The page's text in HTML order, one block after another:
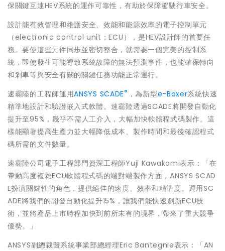
保關鍵互連HEV系統的運作可靠性，有助於保障駕駛行車安全。
設計能有效管理和維護安全、效能和能源效率的電子控制單元
（electronic control unit；ECU），是HEV設計師的首要任
務。要使這些元件同步並密切整合，就需要一個完美的控制系
統，即使發生可能導致系統故障的無法預測事件，也能確保轉向
和剎車等與安全有關的關鍵任務功能正常運行。
速霸陸的工程師運用ANSYS SCADE ® ，為新型e-Boxer系統快速
精準地設計和驗證嵌入式軟體。速霸陸透過SCADE將開發自動化
提升至95%，幾乎不需人工介入，大幅加快軟體程式碼製作。這
樣能顯著提高生產力並大幅降低成本、製作時間和最後確認程式
碼所需的文件數量。
速霸陸公司電子工程部門資深工程師Yuji Kawakami表示：「在
帶動高度複雜ECU軟體程式碼的端對端製作方面，ANSYS SCAD
E扮演關鍵性的角色，提供絕佳的速度、效率和精準度。運用SC
ADE將我們的開發自動化提升15%，讓我們能快速創新ECU技
術，並將產品上市時程加快到前所未有的境界，帶來了重大競爭
優勢。」
ANSYS副總裁暨系統事業部總經理Eric Bantegnie表示：「AN